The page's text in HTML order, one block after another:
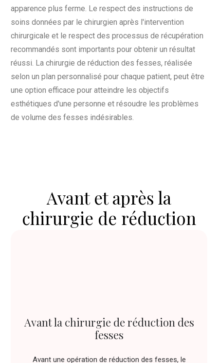
apparence plus ferme. Le respect des instructions de
soins données par le chirurgien après l'intervention
chirurgicale et le respect des processus de récupération
recommandés sont importants pour obtenir un résultat
réussi. La chirurgie de réduction des fesses, réalisée
selon un plan personnalisé pour chaque patient, peut être
une option efficace pour atteindre les objectifs
esthétiques d'une personne et résoudre les problèmes
de volume des fesses indésirables.
Avant et après la
chirurgie de réduction
Avant la chirurgie de réduction des
fesses
Avant une opération de réduction des fesses, le